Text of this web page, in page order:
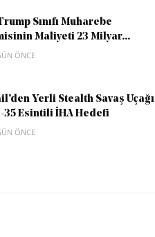
Sınıfı Muharebe
Maliyeti 23 Milyar...
ÖNCE
Yerli Stealth Savaş Uçağı
35 Esintili İHA Hedefi
ÖNCE